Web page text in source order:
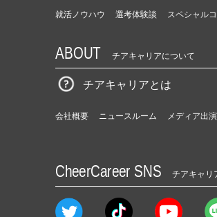
就活ノウハウ 選考体験談 スペシャル
ABOUT チアキャリアについて
チアキャリアとは
会社概要 ニュースルーム メディア出
CheerCareer SNS チアキャリ